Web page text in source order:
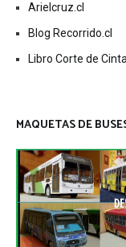
Arielcruz.cl
Blog Recorrido.cl
Libro Corte de
MAQUETAS DE